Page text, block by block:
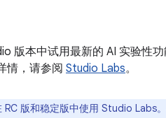
版本中试用最新的 AI 实验性
情，请参阅 Studio Labs。
版和稳定版中使用 Studio Labs